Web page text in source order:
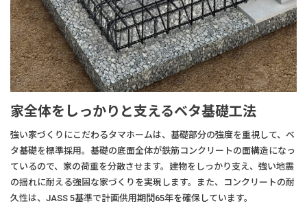
家全体をしっかりと支えるベタ基礎工法
強い家づくりにこだわるタマホームは、基礎部分の強度を重視して、ベ
タ基礎を標準採用。基礎の底面全体が鉄筋コンクリートの面構造になっ
ているので、家の荷重を分散させます。建物をしっかり支え、強い地震
の揺れに耐える強固な家づくりを実現します。また、コンクリートの耐
久性は、JASS 5基準で計画供用期間65年を確保しています。